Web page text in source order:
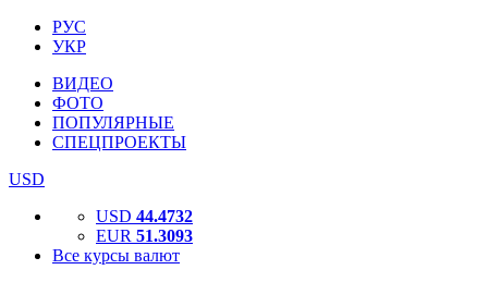
РУС
УКР
ВИДЕО
ФОТО
ПОПУЛЯРНЫЕ
СПЕЦПРОЕКТЫ
USD
USD 44.4732
EUR 51.3093
Все курсы валют